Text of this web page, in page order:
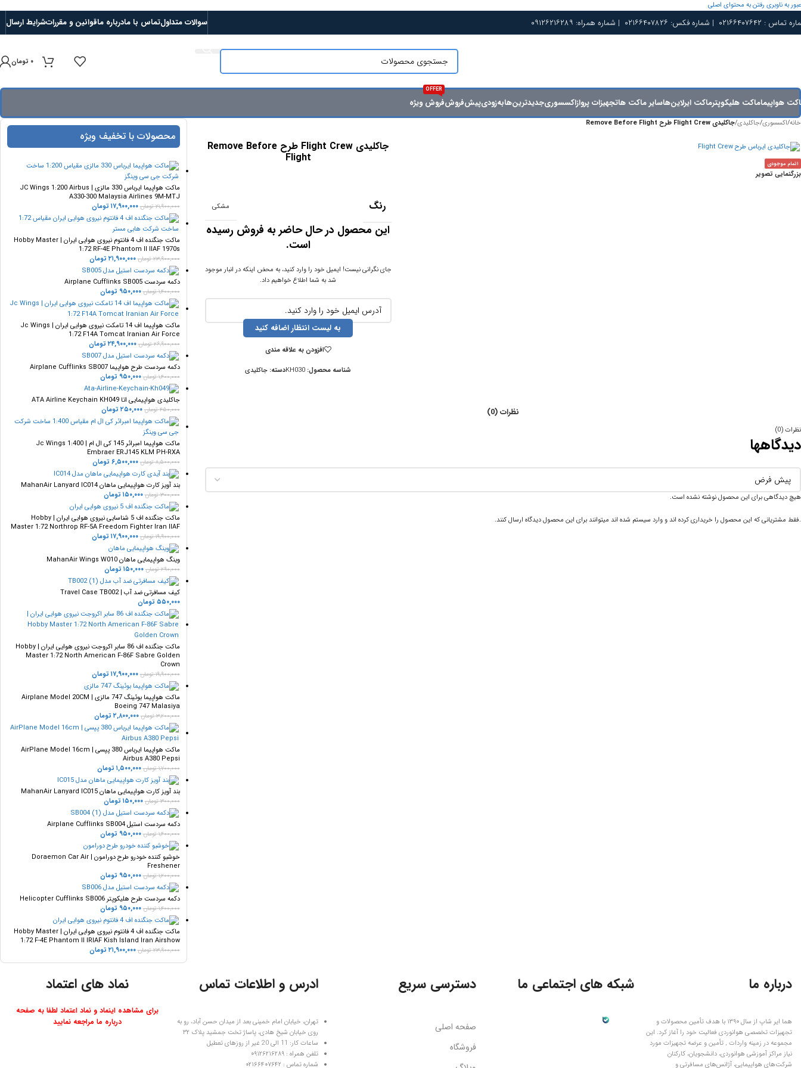
عبور به ناوبری رفتن به محتوای اصلی
| شماره فکس: ۰۲۱۶۶۴۰۷۸۲۶ | شماره همراه: ۰۹۱۲۶۲۱۶۲۸۹ سوالات متداولتماس با مادرباره ماقوانین و مقرراتشرایط ارسال
۰ تومان
هواپیماماکت هلیکوپترماکت ایرلاین‌هاسایر ماکت هاتجهیزات پروازاکسسوریجدیدترین‌هابه‌زودیپیش‌فروشفروش ویژه
OFFER
خانه/اکسسوری/جاکلیدی/جاکلیدی Flight Crew طرح Remove Before Flight
اتمام موجودی
بزرگنمایی تصویر
جاکلیدی Flight Crew طرح Remove Before
Flight
رنگ مشکی
این محصول در حال حاضر به فروش رسیده
است.
جای نگرانی نیست! ایمیل خود را وارد کنید، به محض اینکه در انبار موجود
شد به شما اطلاع خواهیم داد.
به لیست انتظار اضافه کنید
افزودن به علاقه مندی
شناسه محصول: KH030دسته: جاکلیدی
نظرات (0)
نظرات (0)
دیدگاهها
هیچ دیدگاهی برای این محصول نوشته نشده است.
.فقط مشتریانی که این محصول را خریداری کرده اند و وارد سیستم شده اند میتوانند برای این محصول دیدگاه ارسال کنند.
محصولات با تخفیف ویژه
ماکت هواپیما ایرباس 330 مالزی | JC Wings 1:200 Airbus
A330-300 Malaysia Airlines 9M-MTJ
۲۱,۹۰۰,۰۰۰ تومان ۱۷,۹۰۰,۰۰۰ تومان
ماکت جنگنده اف 4 فانتوم نیروی هوایی ایران | Hobby Master
1:72 RF-4E Phantom II IIAF 1970s
۲۳,۹۰۰,۰۰۰ تومان ۲۱,۹۰۰,۰۰۰ تومان
دکمه سردست Airplane Cufflinks SB005
۱,۴۰۰,۰۰۰ تومان ۹۵۰,۰۰۰ تومان
ماکت هواپیما اف 14 تامکت نیروی هوایی ایران | Jc Wings
1:72 F14A Tomcat Iranian Air Force
۲۶,۹۰۰,۰۰۰ تومان ۲۴,۹۰۰,۰۰۰ تومان
دکمه سردست طرح هواپیما Airplane Cufflinks SB007
۱,۴۰۰,۰۰۰ تومان ۹۵۰,۰۰۰ تومان
جاکلیدی هواپیمایی اتا ATA Airline Keychain KH049
۴۵۰,۰۰۰ تومان ۲۵۰,۰۰۰ تومان
ماکت هواپیما امبرائر 145 کی ال ام | Jc Wings 1:400
Embraer ERJ145 KLM PH-RXA
۸,۵۰۰,۰۰۰ تومان ۶,۵۰۰,۰۰۰ تومان
بند آویز کارت هواپیمایی ماهان MahanAir Lanyard IC014
۳۰۰,۰۰۰ تومان ۱۵۰,۰۰۰ تومان
ماکت جنگنده اف 5 شناسایی نیروی هوایی ایران | Hobby
Master 1:72 Northrop RF-5A Freedom Fighter Iran IIAF
۱۹,۹۰۰,۰۰۰ تومان ۱۷,۹۰۰,۰۰۰ تومان
وینگ هواپیمایی ماهان MahanAir Wings W010
۲۹۰,۰۰۰ تومان ۱۵۰,۰۰۰ تومان
کیف مسافرتی ضد آب | Travel Case TB002
۵۵۰,۰۰۰ تومان
ماکت جنگنده اف 86 سابر اکروجت نیروی هوایی ایران | Hobby
Master 1:72 North American F-86F Sabre Golden
Crown
۱۹,۹۰۰,۰۰۰ تومان ۱۷,۹۰۰,۰۰۰ تومان
ماکت هواپیما بوئینگ 747 مالزی | Airplane Model 20CM
Boeing 747 Malasiya
۳,۲۰۰,۰۰۰ تومان ۲,۸۰۰,۰۰۰ تومان
ماکت هواپیما ایرباس 380 پپسی | AirPlane Model 16cm
Airbus A380 Pepsi
۱,۷۰۰,۰۰۰ تومان ۱,۵۰۰,۰۰۰ تومان
بند آویز کارت هواپیمایی ماهان MahanAir Lanyard IC015
۳۰۰,۰۰۰ تومان ۱۵۰,۰۰۰ تومان
دکمه سردست استیل Airplane Cufflinks SB004
۱,۴۰۰,۰۰۰ تومان ۹۵۰,۰۰۰ تومان
خوشبو کننده خودرو طرح دورامون | Doraemon Car Air
Freshener
۱,۲۰۰,۰۰۰ تومان ۹۵۰,۰۰۰ تومان
دکمه سردست طرح هلیکوپتر Helicopter Cufflinks SB006
۱,۴۰۰,۰۰۰ تومان ۹۵۰,۰۰۰ تومان
ماکت جنگنده اف 4 فانتوم نیروی هوایی ایران | Hobby Master
1:72 F-4E Phantom II IRIAF Kish Island Iran Airshow
۲۳,۹۰۰,۰۰۰ تومان ۲۱,۹۰۰,۰۰۰ تومان
درباره ما
هما ایر شاپ از سال ۱۳۹۰ با هدف تأمین محصولات و
تجهیزات تخصصی هوانوردی فعالیت خود را آغاز کرد. این
مجموعه در زمینه واردات , تأمین و عرضه تجهیزات مورد
نیاز مراکز آموزشی هوانوردی، دانشجویان، کارکنان
شرکت‌های هواپیمایی، آژانس‌های مسافرتی و
شبکه های اجتماعی ما دسترسی سریع
صفحه اصلی
فروشگاه
ادرس و اطلاعات تماس
تهران، خیابان امام خمینی بعد از میدان حسن آباد، رو به
روی خیابان شیخ هادی، پاساژ تخت جمشید پلاک ۳۲
ساعات کار: 11 الی 20 غیر از روزهای تعطیل
تلفن همراه : ۰۹۱۲۶۲۱۶۲۸۹
شماره تماس : ۰۲۱۶۶۴۰۷۶۴۲
نماد های اعتماد
برای مشاهده اینماد و نماد اعتماد لطفا به صفحه
درباره ما مراجعه نمایید